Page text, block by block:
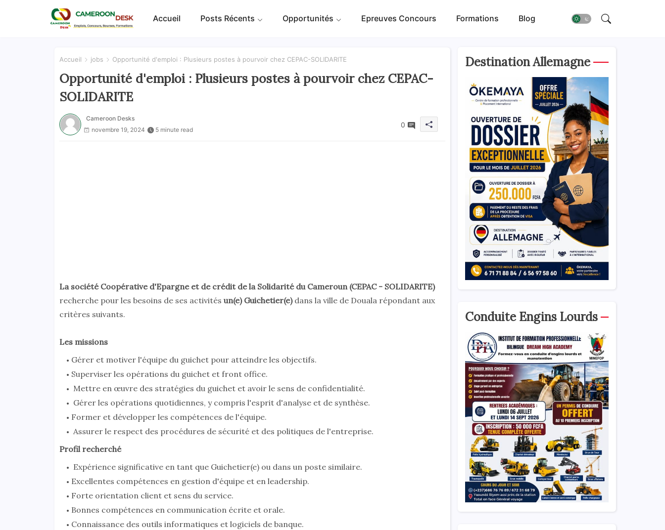
Accueil Posts Récents Opportunités Epreuves Concours Formations Blog
Accueil jobs Opportunité d'emploi : Plusieurs postes à pourvoir chez CEPAC-SOLIDARITE
Opportunité d'emploi : Plusieurs postes à pourvoir chez CEPAC-
SOLIDARITE
Cameroon Desks
novembre 19, 2024
5 minute read
0
La société Coopérative d'Epargne et de crédit de la Solidarité du Cameroun (CEPAC - SOLIDARITE)
recherche pour les besoins de ses activités un(e) Guichetier(e)dans la ville de Douala répondant aux
critères suivants.
Les missions
Gérer et motiver l'équipe du guichet pour atteindre les objectifs.
Superviser les opérations du guichet et front office.
Mettre en œuvre des stratégies du guichet et avoir le sens de confidentialité.
Gérer les opérations quotidiennes, y compris l'esprit d'analyse et de synthèse.
Former et développer les compétences de l'équipe.
Assurer le respect des procédures de sécurité et des politiques de l'entreprise.
Profil recherché
Expérience significative en tant que Guichetier(e) ou dans un poste similaire.
Excellentes compétences en gestion d'équipe et en leadership.
Forte orientation client et sens du service.
Bonnes compétences en communication écrite et orale.
Connaissance des outils informatiques et logiciels de banque.
Destination Allemagne
Conduite Engins Lourds